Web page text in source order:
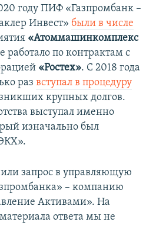
году ПИФ «Газпромбанк –
Инвест» были в числе
«Атоммашинкомплекс
работало по контрактам с
«Ростех». С 2018 года
раз вступал в процедуру
крупных долгов.
выступал именно
изначально был
запрос в управляющую
– компанию
Активами». На
ответа мы не